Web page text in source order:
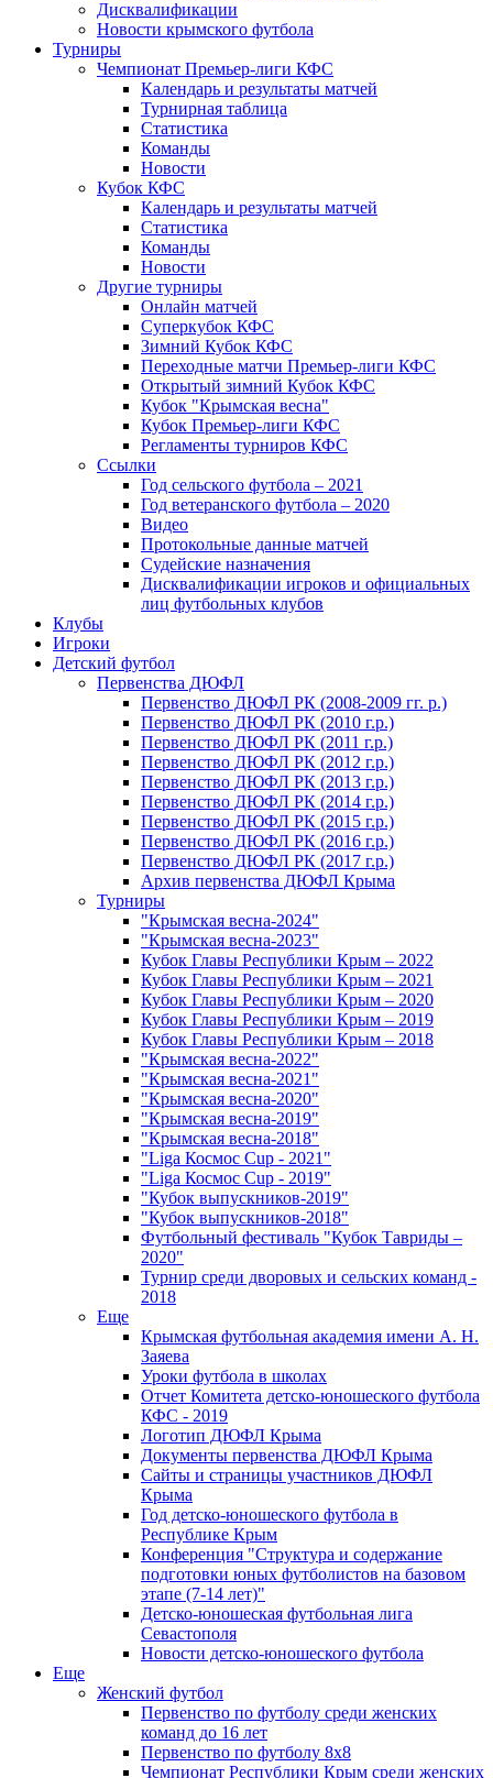
Дисквалификации
Новости крымского футбола
Турниры
Чемпионат Премьер-лиги КФС
Календарь и результаты матчей
Турнирная таблица
Статистика
Команды
Новости
Кубок КФС
Календарь и результаты матчей
Статистика
Команды
Новости
Другие турниры
Онлайн матчей
Суперкубок КФС
Зимний Кубок КФС
Переходные матчи Премьер-лиги КФС
Открытый зимний Кубок КФС
Кубок "Крымская весна"
Кубок Премьер-лиги КФС
Регламенты турниров КФС
Ссылки
Год сельского футбола – 2021
Год ветеранского футбола – 2020
Видео
Протокольные данные матчей
Судейские назначения
Дисквалификации игроков и официальных
лиц футбольных клубов
Клубы
Игроки
Детский футбол
Первенства ДЮФЛ
Первенство ДЮФЛ РК (2008-2009 гг. р.)
Первенство ДЮФЛ РК (2010 г.р.)
Первенство ДЮФЛ РК (2011 г.р.)
Первенство ДЮФЛ РК (2012 г.р.)
Первенство ДЮФЛ РК (2013 г.р.)
Первенство ДЮФЛ РК (2014 г.р.)
Первенство ДЮФЛ РК (2015 г.р.)
Первенство ДЮФЛ РК (2016 г.р.)
Первенство ДЮФЛ РК (2017 г.р.)
Архив первенства ДЮФЛ Крыма
Турниры
"Крымская весна-2024"
"Крымская весна-2023"
Кубок Главы Республики Крым – 2022
Кубок Главы Республики Крым – 2021
Кубок Главы Республики Крым – 2020
Кубок Главы Республики Крым – 2019
Кубок Главы Республики Крым – 2018
"Крымская весна-2022"
"Крымская весна-2021"
"Крымская весна-2020"
"Крымская весна-2019"
"Крымская весна-2018"
"Liga Космос Cup - 2021"
"Liga Космос Cup - 2019"
"Кубок выпускников-2019"
"Кубок выпускников-2018"
Футбольный фестиваль "Кубок Тавриды –
2020"
Турнир среди дворовых и сельских команд -
2018
Еще
Крымская футбольная академия имени А. Н.
Заяева
Уроки футбола в школах
Отчет Комитета детско-юношеского футбола
КФС - 2019
Логотип ДЮФЛ Крыма
Документы первенства ДЮФЛ Крыма
Сайты и страницы участников ДЮФЛ
Крыма
Год детско-юношеского футбола в
Республике Крым
Конференция "Структура и содержание
подготовки юных футболистов на базовом
этапе (7-14 лет)"
Детско-юношеская футбольная лига
Севастополя
Новости детско-юношеского футбола
Еще
Женский футбол
Первенство по футболу среди женских
команд до 16 лет
Первенство по футболу 8х8
Чемпионат Республики Крым среди женских